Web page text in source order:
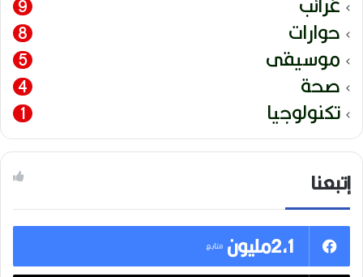
9
حوارات 8
موسيقى 5
صحة 4
تكنولوجيا 1
إتبعنا
2,1مليون
متابع